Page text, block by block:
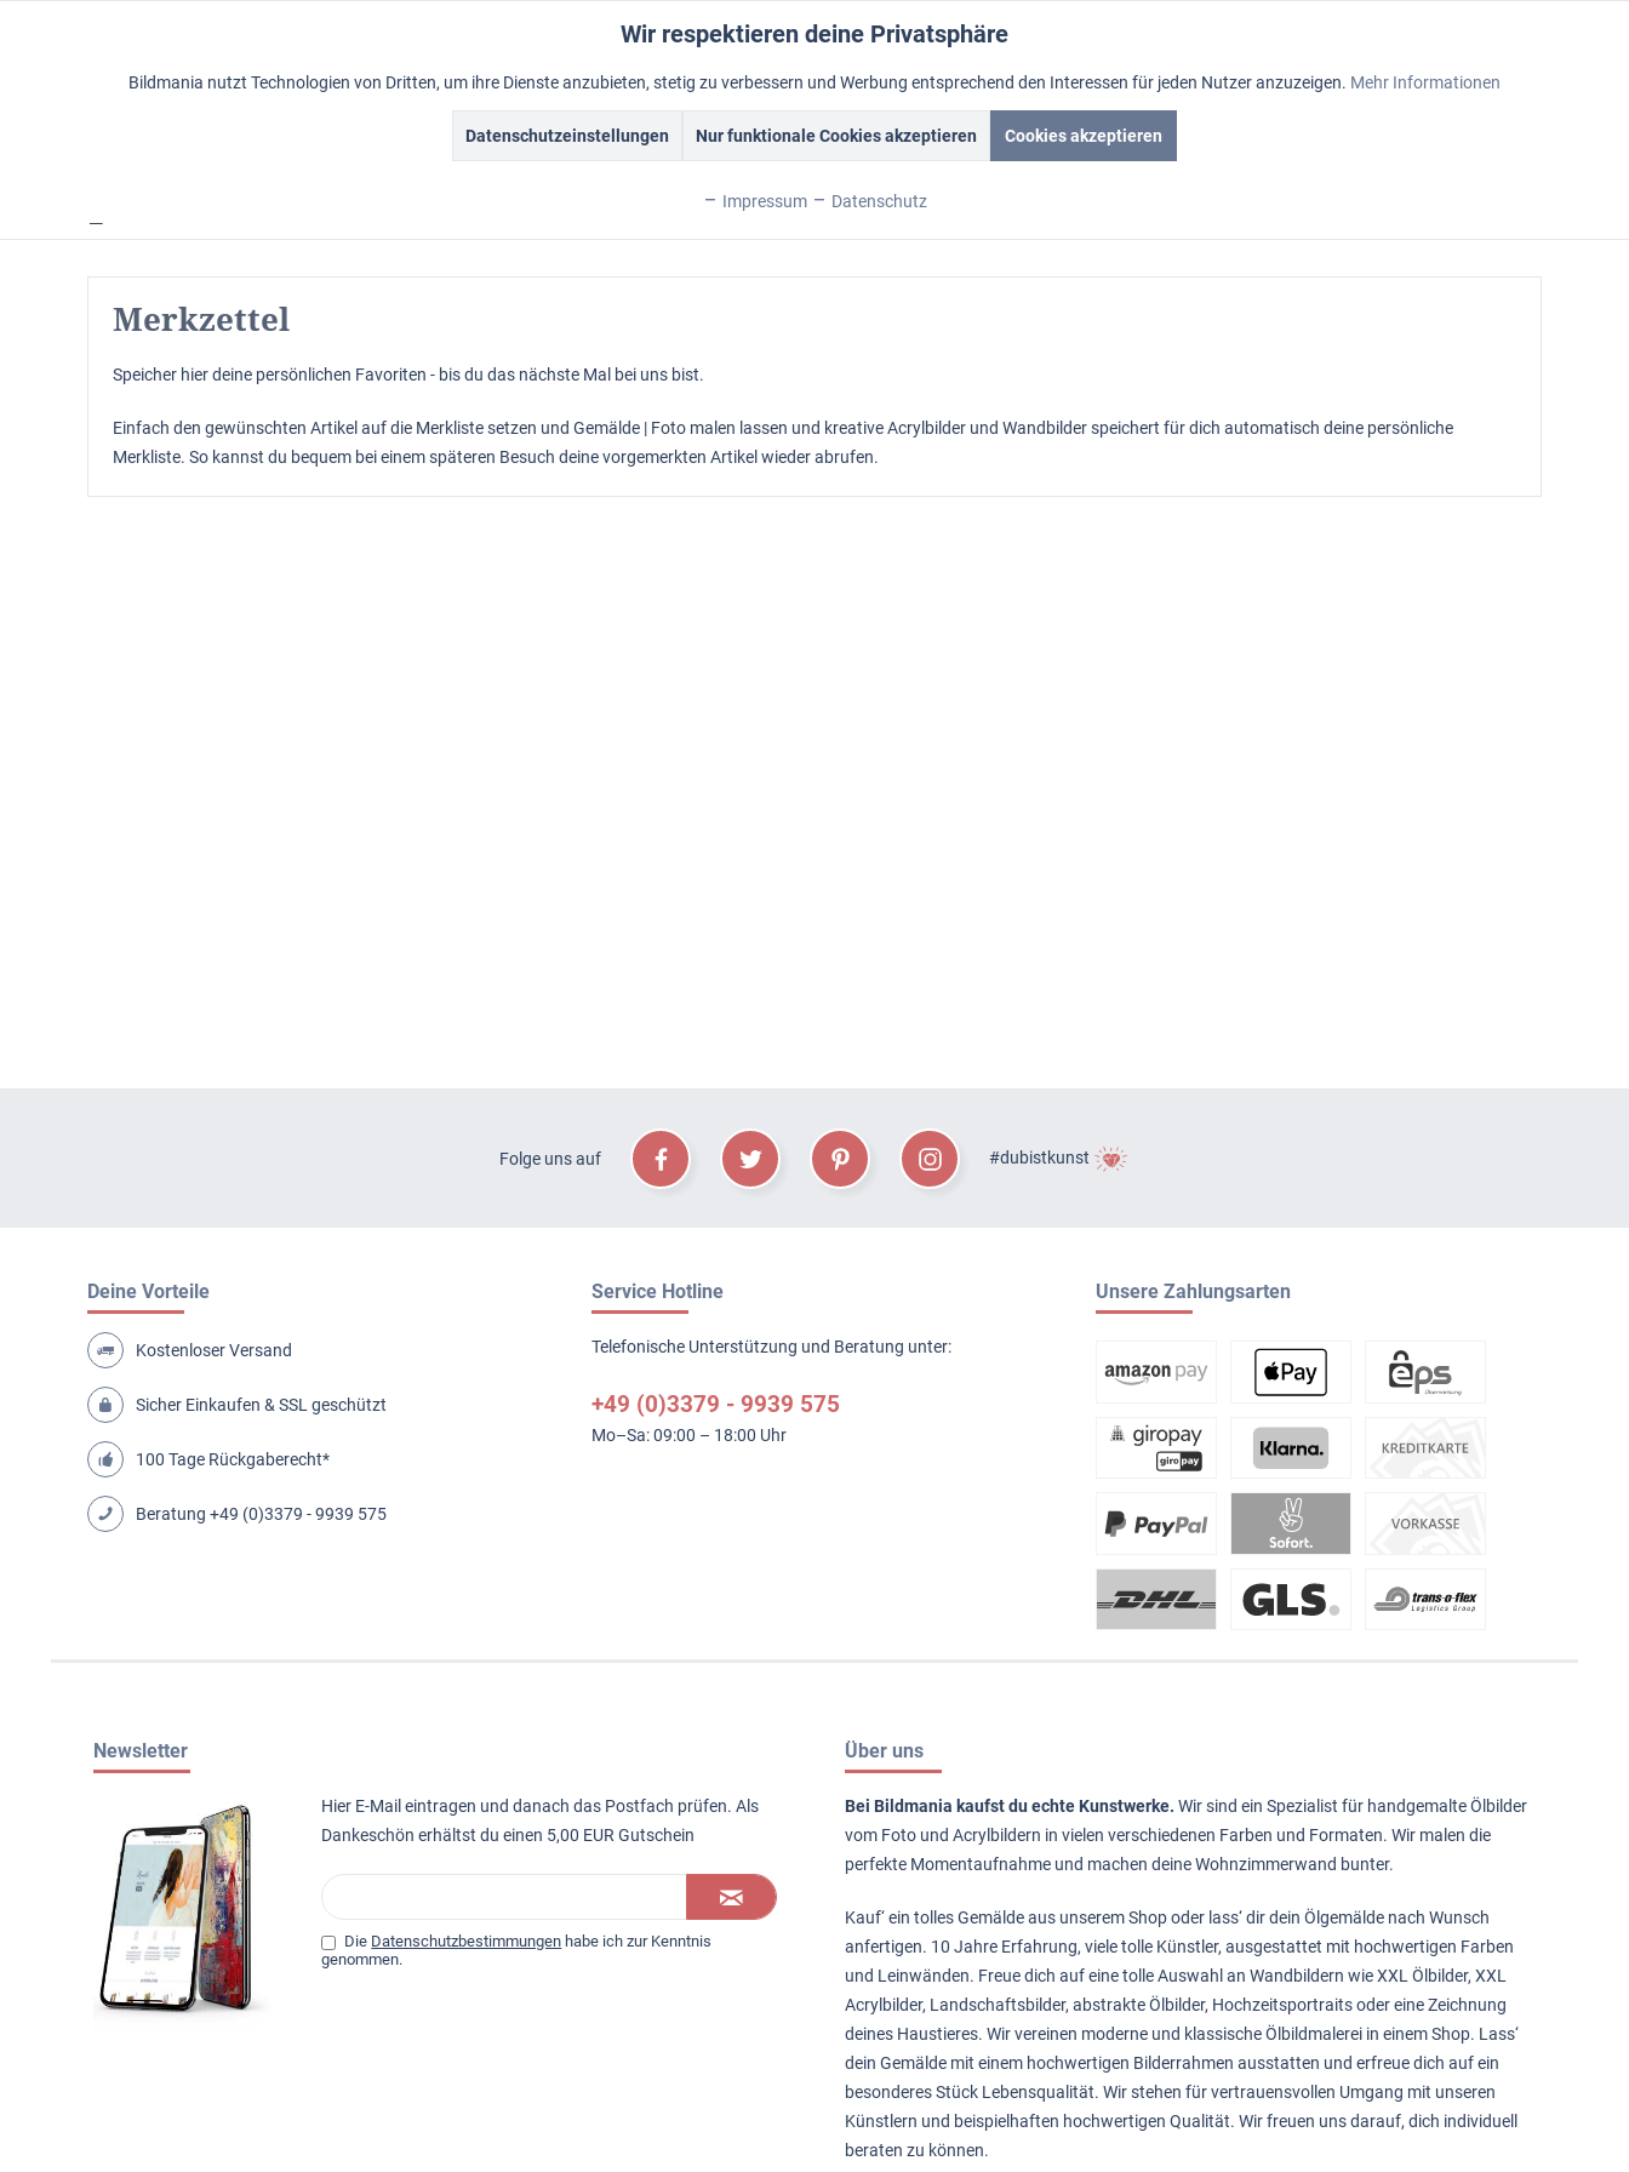
Ölbilder Acrylbilder Rahmen Ölbild vom Foto Foto malen lassen Gutscheine
Merkzettel
Speicher hier deine persönlichen Favoriten - bis du das nächste Mal bei uns bist.
Einfach den gewünschten Artikel auf die Merkliste setzen und Gemälde | Foto malen lassen und kreative Acrylbilder und Wandbilder speichert für dich automatisch deine persönliche
Merkliste. So kannst du bequem bei einem späteren Besuch deine vorgemerkten Artikel wieder abrufen.
Folge uns auf #dubistkunst
Deine Vorteile
Kostenloser Versand
Sicher Einkaufen & SSL geschützt
100 Tage Rückgaberecht*
Beratung +49 (0)3379 - 9939 575
Service Hotline
Telefonische Unterstützung und Beratung unter:
+49 (0)3379 - 9939 575
Mo–Sa: 09:00 – 18:00 Uhr
Unsere Zahlungsarten
Newsletter
Hier E-Mail eintragen und danach das Postfach prüfen. Als
Dankeschön erhältst du einen 5,00 EUR Gutschein
Die Datenschutzbestimmungen habe ich zur Kenntnis
genommen.
Über uns
Bei Bildmania kaufst du echte Kunstwerke. Wir sind ein Spezialist für handgemalteÖlbilder
vom Foto und Acrylbildern in vielen verschiedenen Farben und Formaten. Wir malen die
perfekte Momentaufnahme und machen deine Wohnzimmerwand bunter.
Kauf‘ ein tolles Gemälde aus unserem Shop oder lass‘ dir dein Ölgemälde nach Wunsch
anfertigen. 10 Jahre Erfahrung, viele tolle Künstler, ausgestattet mit hochwertigen Farben
und Leinwänden. Freue dich auf eine tolle Auswahl an Wandbildern wieXXL Ölbilder, XXL
Acrylbilder, Landschaftsbilder, abstrakte Ölbilder, Hochzeitsportraitsoder eineZeichnung
deines Haustieres. Wir vereinen moderne und klassische Ölbildmalerei in einem Shop. Lass‘
dein Gemälde mit einem hochwertigen Bilderrahmen ausstatten und erfreue dich auf ein
besonderes Stück Lebensqualität. Wir stehen für vertrauensvollen Umgang mit unseren
Künstlern und beispielhaften hochwertigen Qualität. Wir freuen uns darauf, dich individuell
beraten zu können.
Service
Wir respektieren deine Privatsphäre
Bildmania nutzt Technologien von Dritten, um ihre Dienste anzubieten, stetig zu verbessern und Werbung entsprechend den Interessen für jeden Nutzer anzuzeigen. Mehr Informationen
Datenschutzeinstellungen Nur funktionale Cookies akzeptieren Cookies akzeptieren
Impressum Datenschutz